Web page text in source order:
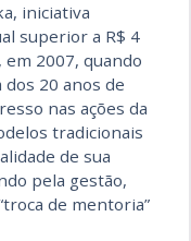
iniciativa
superior a R$ 4
2007, quando
dos 20 anos de
nas ações da
tradicionais
de sua
pela gestão,
de mentoria”